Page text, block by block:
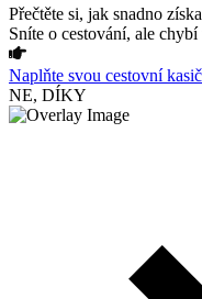
Přečtěte si, jak snadno
Sníte o cestování, ale chybí
Naplňte svou cestovní
NE, DÍKY